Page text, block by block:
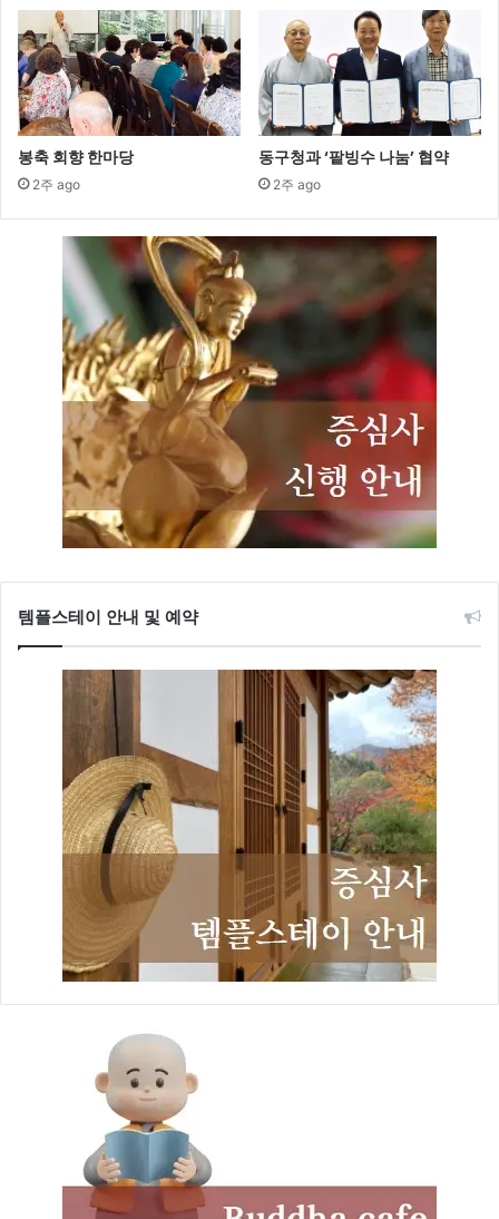
봉축 회향 한마당
2주 ago
동구청과 ‘팥빙수 나눔’ 협약
2주 ago
템플스테이 안내 및 예약